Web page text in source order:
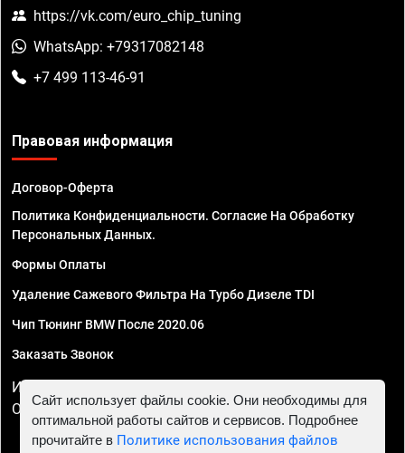
https://vk.com/euro_chip_tuning
WhatsApp: +79317082148
+7 499 113-46-91
Правовая информация
Договор-Оферта
Политика Конфиденциальности. Согласие На Обработку
Персональных Данных.
Формы Оплаты
Удаление Сажевого Фильтра На Турбо Дизеле TDI
Чип Тюнинг BMW После 2020.06
Заказать Звонок
ИП Смирнов Георгий Павлович. ИНН 781302555843,
ОГРНИП 324470400032610
Сайт использует файлы cookie. Они необходимы для
оптимальной работы сайтов и сервисов. Подробнее
прочитайте в Политике использования файлов